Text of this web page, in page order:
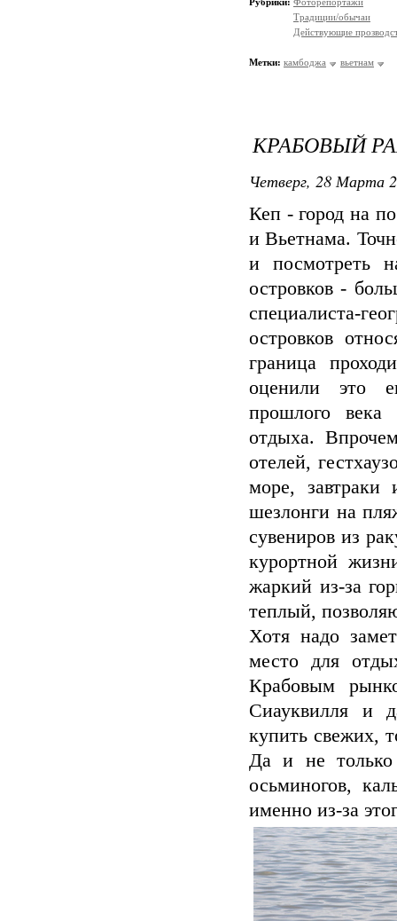
Традиции/обычаи
Действующие
Метки: камбоджа вьетнам
КРАБОВЫЙ
Четверг, 28 Марта
Кеп - город на
и Вьетнама.
и посмотреть
островков -
специалиста-
островков
граница
оценили это
прошлого века
отдыха.
отелей,
море,
шезлонги на
сувениров из
курортной
жаркий из-за
теплый,
Хотя надо
место для
Крабовым
Сиауквилля и
купить свежих,
Да и не
осьминогов,
именно из-за